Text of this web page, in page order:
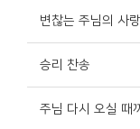
변찮는 주님의 사
승리 찬송
주님 다시 오실 때